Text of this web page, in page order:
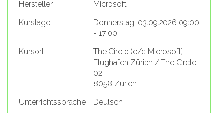
Hersteller
Microsoft
Kurstage
Donnerstag, 03.09.2026 09:00
- 17:00
Kursort
The Circle (c/o Microsoft)
Flughafen Zürich / The Circle
02
8058 Zürich
Unterrichtssprache
Deutsch